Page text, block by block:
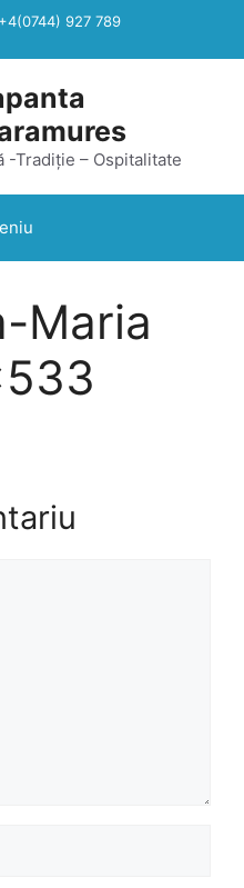
+4(0744) 927 789
-Tradiție – Ospitalitate
Maria